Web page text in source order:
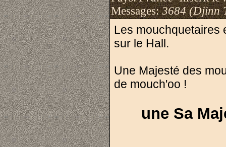
Messages:3684 (Djinn
Les mouchquetaires
sur le Hall.
Une Majesté des
de mouch'oo !
une Sa